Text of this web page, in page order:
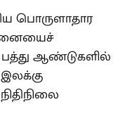
பொருளாதார
பத்து ஆண்டுகளில்
இலக்கு